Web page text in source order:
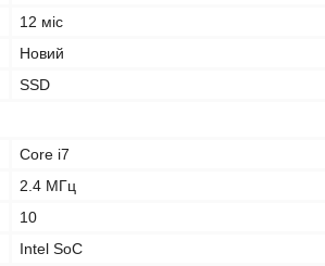
12 міс
Новий
SSD
Core i7
2.4 МГц
10
Intel SoC